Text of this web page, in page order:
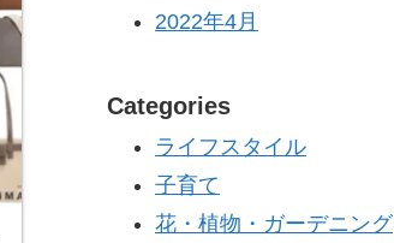
2022年4月
Categories
ライフスタイル
子育て
花・植物・ガーデニング